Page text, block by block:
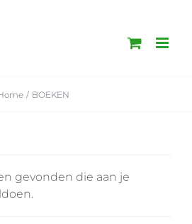
BOEKEN
gevonden die aan je